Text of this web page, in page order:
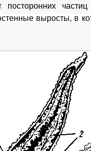
посторонних частиц
выросты, в